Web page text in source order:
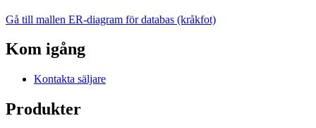
Gå till mallen ER-diagram för databas (kråkfot)
Kom igång
Kontakta säljare
Produkter